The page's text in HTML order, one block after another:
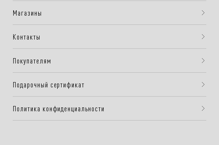
Магазины
Контакты
Покупателям
Подарочный сертификат
Политика конфиденциальности